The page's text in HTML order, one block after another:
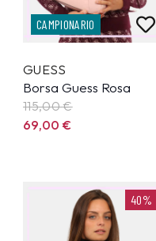
CAMPIONARIO
GUESS
Borsa Guess Rosa
115,00€
69,00€
40%